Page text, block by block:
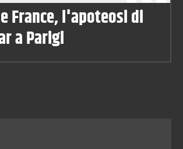
France, l'apoteosi di
a Parigi